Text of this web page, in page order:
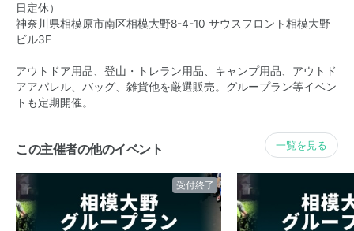
日定休）
神奈川県相模原市南区相模大野8-4-10 サウスフロント相模大野
ビル3F
アウトドア用品、登山・トレラン用品、キャンプ用品、アウトド
アアパレル、バッグ、雑貨他を厳選販売。グループラン等イベン
トも定期開催。
この主催者の他のイベント 一覧を見る
受付終了